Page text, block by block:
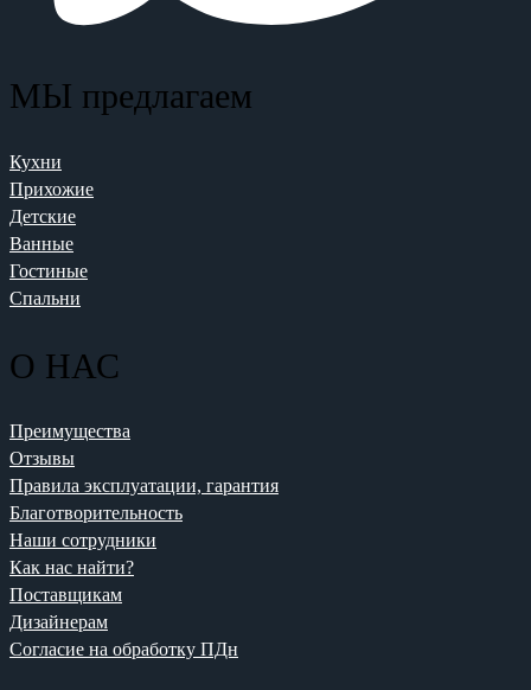
МЫ предлагаем
Кухни
Прихожие
Детские
Ванные
Гостиные
Спальни
О НАС
Преимущества
Отзывы
Правила эксплуатации, гарантия
Благотворительность
Наши сотрудники
Как нас найти?
Поставщикам
Дизайнерам
Согласие на обработку ПДн